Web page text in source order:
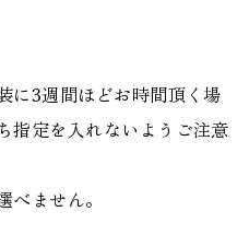
に3週間ほどお時間頂く場
指定を入れないようご注意
べません。